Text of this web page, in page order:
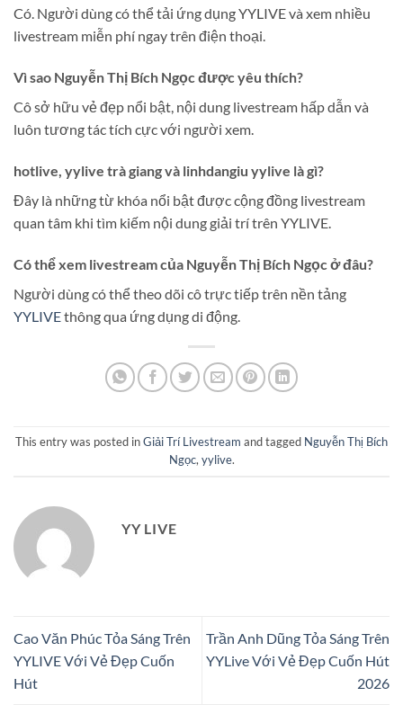
Có. Người dùng có thể tải ứng dụng YYLIVE và xem nhiều
livestream miễn phí ngay trên điện thoại.
Vì sao Nguyễn Thị Bích Ngọcđược yêu thích?
Cô sở hữu vẻ đẹp nổi bật, nội dung livestream hấp dẫn và
luôn tương tác tích cực với người xem.
hotlive yylive trà giangvà linhdangiu yylive là gì?
Đây là những từ khóa nổi bật được cộng đồng livestream
quan tâm khi tìm kiếm nội dung giải trí trên YYLIVE.
Có thể xem livestream của Nguyễn Thị Bích Ngọc ở đâu?
Người dùng có thể theo dõi cô trực tiếp trên nền tảng
YYLIVEthông qua ứng dụng di động.
This entry was posted inGiải Trí Livestream and tagged Nguyễn Thị Bích
Ngọc, yylive.
YY LIVE
Cao Văn Phúc Tỏa Sáng Trên
YYLIVE Với Vẻ Đẹp Cuốn
Hút
Trần Anh Dũng Tỏa Sáng Trên
YYLive Với Vẻ Đẹp Cuốn Hút
2026